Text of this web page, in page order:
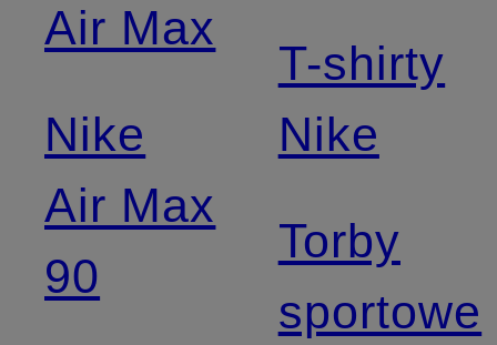
Air Max
Nike
Air Max
90
T-shirty
Nike
Torby
sportowe